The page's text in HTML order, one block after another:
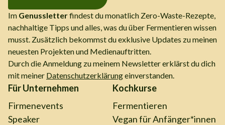
Im Genussletterfindest du monatlich Zero-Waste-Rezepte,
nachhaltige Tipps und alles, was du über Fermentieren wissen
musst. Zusätzlich bekommst du exklusive Updates zu meinen
neuesten Projekten und Medienauftritten.
Durch die Anmeldung zu meinem Newsletter erklärst du dich
mit meiner Datenschutzerklärungeinverstanden.
Für Unternehmen
Firmenevents
Speaker
Kochkurse
Fermentieren
Vegan für Anfänger*innen